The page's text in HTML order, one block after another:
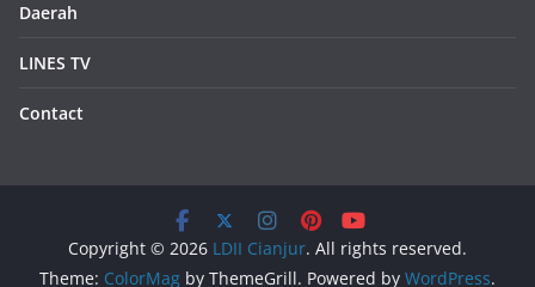
Daerah
LINES TV
Contact
Copyright © 2026 LDII Cianjur. All rights reserved.
Theme: ColorMag by ThemeGrill. Powered by WordPress.